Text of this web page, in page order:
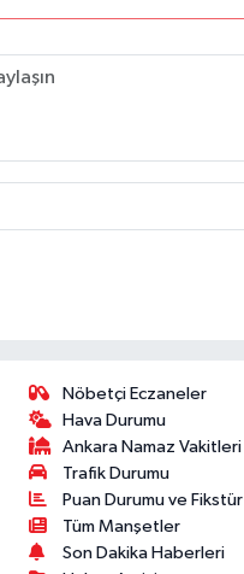
Nöbetçi Eczaneler
Hava Durumu
Ankara Namaz Vakitleri
Trafik Durumu
Puan Durumu ve Fikstür
Tüm Manşetler
Son Dakika Haberleri